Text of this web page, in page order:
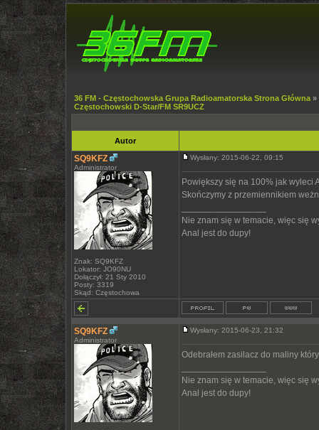
36 FM - Częstochowska Grupa Radioamatorska Strona Główna »
Częstochowski D-Star/FM SR9UCZ
Autor
SQ9KFZ
Administrator
Znak: SQ9KFZ
Lokator: JO90NU
Dołączył: 21 Sty 2010
Posty: 3319
Skąd: Częstochowa
Wysłany: 2015-06-22, 09:15
Powiększy się na 100% jak wyleci
Skończymy z przemiennikiem
Nie znam się w temacie, więc się
Anal jest do dupy!
SQ9KFZ
Administrator
Wysłany: 2015-06-23, 21:32
Odebrałem zasilacz do maliny
Nie znam się w temacie, więc się
Anal jest do dupy!